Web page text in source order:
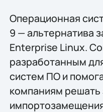
Операционная
9 — альтернатива
Enterprise Linux.
разработанным
систем ПО и
компаниям решать